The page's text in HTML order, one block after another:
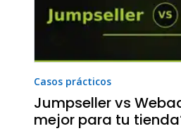
Casos prácticos
Jumpseller vs
mejor para tu